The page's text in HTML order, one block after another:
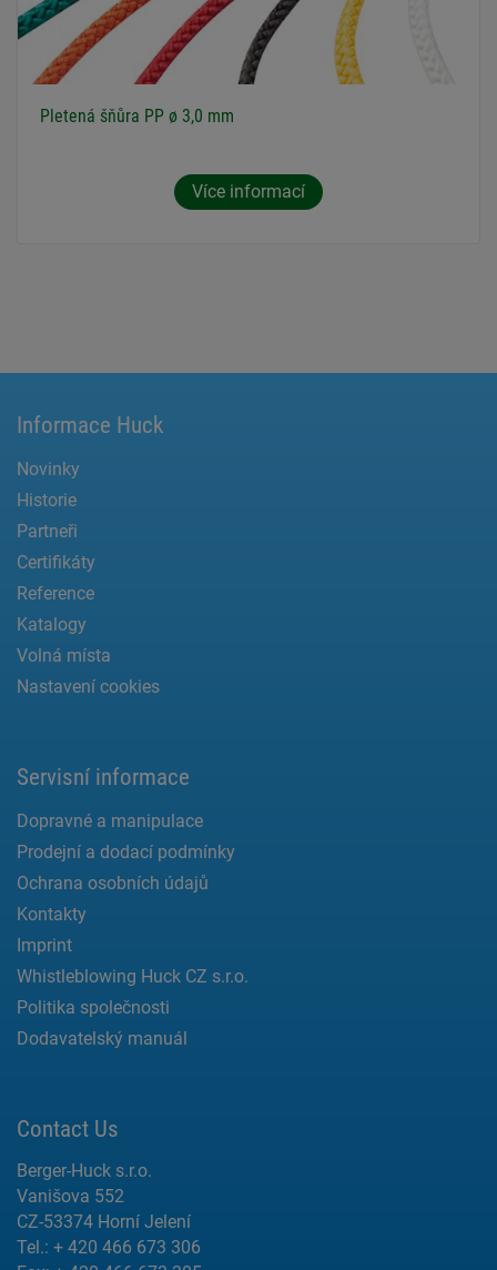
Pletená šňůra PP ø 3,0 mm
Více informací
Informace Huck
Novinky
Historie
Partneři
Certifikáty
Reference
Katalogy
Volná místa
Nastavení cookies
Servisní informace
Dopravné a manipulace
Prodejní a dodací podmínky
Ochrana osobních údajů
Kontakty
Imprint
Whistleblowing Huck CZ s.r.o.
Politika společnosti
Dodavatelský manuál
Contact Us
Berger-Huck s.r.o.
Vanišova 552
CZ-53374 Horní Jelení
Tel.: + 420 466 673 306